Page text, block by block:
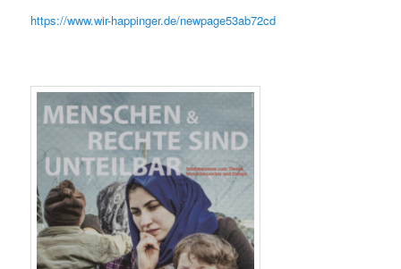
https://www.wir-happinger.de/newpage53ab72cd